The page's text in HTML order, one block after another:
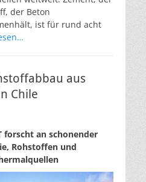
der Beton
ist für rund acht
aus
Chile
forscht an schonender
Rohstoffen und